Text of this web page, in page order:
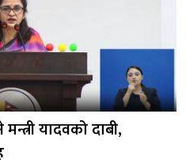
यादवको दाबी,